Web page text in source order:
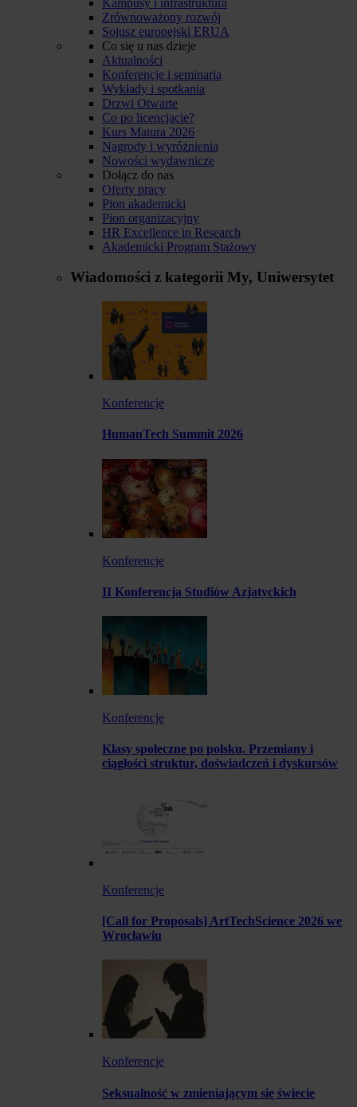
Zrównoważony rozwój
Sojusz europejski ERUA
Co się u nas dzieje
Aktualności
Konferencje i seminaria
Wykłady i spotkania
Drzwi Otwarte
Co po licencjacie?
Kurs Matura 2026
Nagrody i wyróżnienia
Nowości wydawnicze
Dołącz do nas
Oferty pracy
Pion akademicki
Pion organizacyjny
HR Excellence in Research
Akademicki Program Stażowy
Wiadomości z kategorii My, Uniwersytet
Konferencje
HumanTech Summit 2026
Konferencje
II Konferencja Studiów Azjatyckich
Konferencje
Klasy społeczne po polsku. Przemiany i
ciągłości struktur, doświadczeń i dyskursów
Konferencje
[Call for Proposals] ArtTechScience 2026 we
Wrocławiu
Konferencje
Seksualność w zmieniającym się świecie